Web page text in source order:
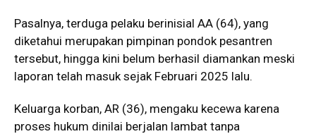
Pasalnya, terduga pelaku berinisial AA (64), yang
diketahui merupakan pimpinan pondok pesantren
tersebut, hingga kini belum berhasil diamankan meski
laporan telah masuk sejak Februari 2025 lalu.
Keluarga korban, AR (36), mengaku kecewa karena
proses hukum dinilai berjalan lambat tanpa